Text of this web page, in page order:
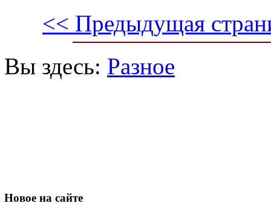
<< Предыдущая
Вы здесь: Разное
Новое на сайте